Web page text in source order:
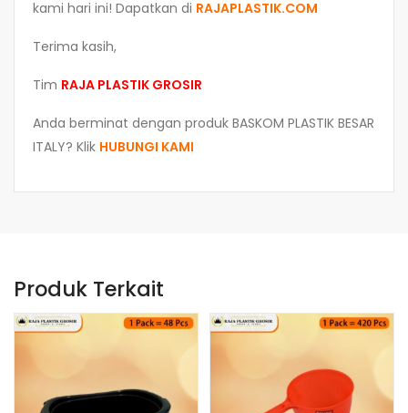
kami hari ini! Dapatkan di RAJAPLASTIK.COM
Terima kasih,
Tim RAJA PLASTIK GROSIR
Anda berminat dengan produk BASKOM PLASTIK BESAR
ITALY? Klik HUBUNGI KAMI
Produk Terkait